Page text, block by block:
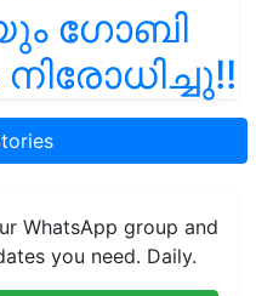
ഗോബി
WhatsApp group and
you need. Daily.